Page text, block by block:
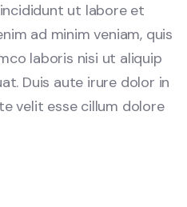
ut labore et
ad minim veniam, quis
laboris nisi ut aliquip
Duis aute irure dolor in
velit esse cillum dolore